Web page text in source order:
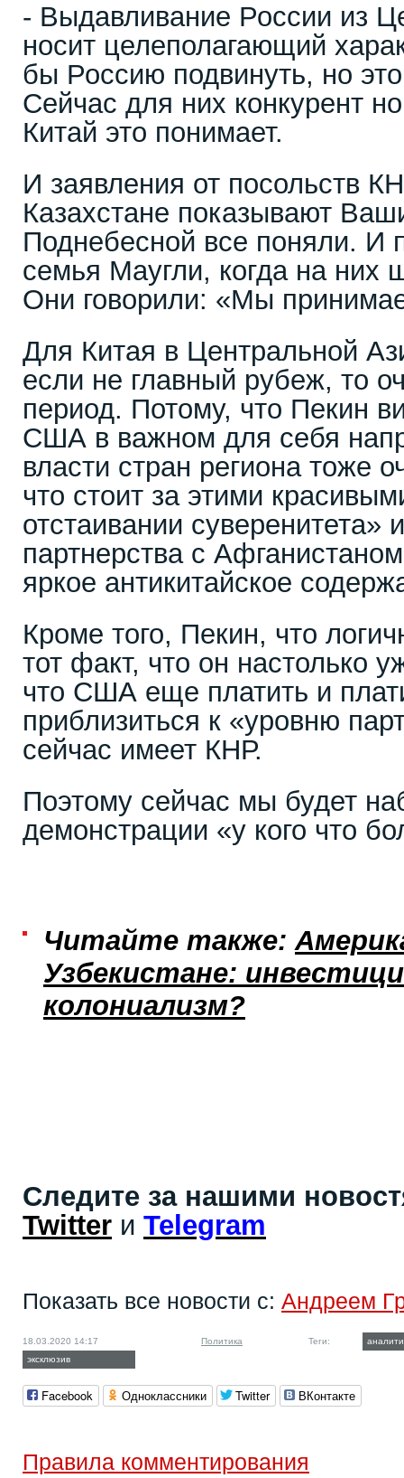
- Выдавливание России из
носит целеполагающий
бы Россию подвинуть, но
Сейчас для них конкурент
Китай это понимает.
И заявления от посольств
Казахстане показывают
Поднебесной все поняли. И
семья Маугли, когда на них
Они говорили: «Мы
Для Китая в Центральной
если не главный рубеж, то
период. Потому, что Пекин
США в важном для себя
власти стран региона тоже
что стоит за этими
отстаивании суверенитета»
партнерства с
яркое антикитайское
Кроме того, Пекин, что
тот факт, что он настолько
что США еще платить и
приблизиться к «уровню
сейчас имеет КНР.
Поэтому сейчас мы будет
демонстрации «у кого что
Читайте также:
Узбекистане:
колониализм?
Следите за нашими
Twitter и Telegram
Показать все новости с: Андреем
18.03.2020 14:17 Политика Теги:
эксклюзив
Facebook Одноклассники Twitter ВКонтакте
Правила комментирования